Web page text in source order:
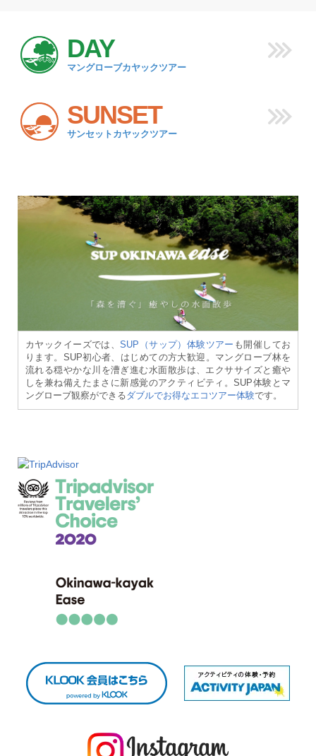
DAY
マングローブカヤックツアー
SUNSET
サンセットカヤックツアー
カヤックイーズでは、SUP（サップ）体験ツアー も開催してお
ります。SUP初心者、はじめての方大歓迎。マングローブ林を
流れる穏やかな川を漕ぎ進む水面散歩は、エクササイズと癒や
しを兼ね備えたまさに新感覚のアクティビティ。SUP体験とマ
ングローブ観察ができるダブルでお得なエコツアー体験です。